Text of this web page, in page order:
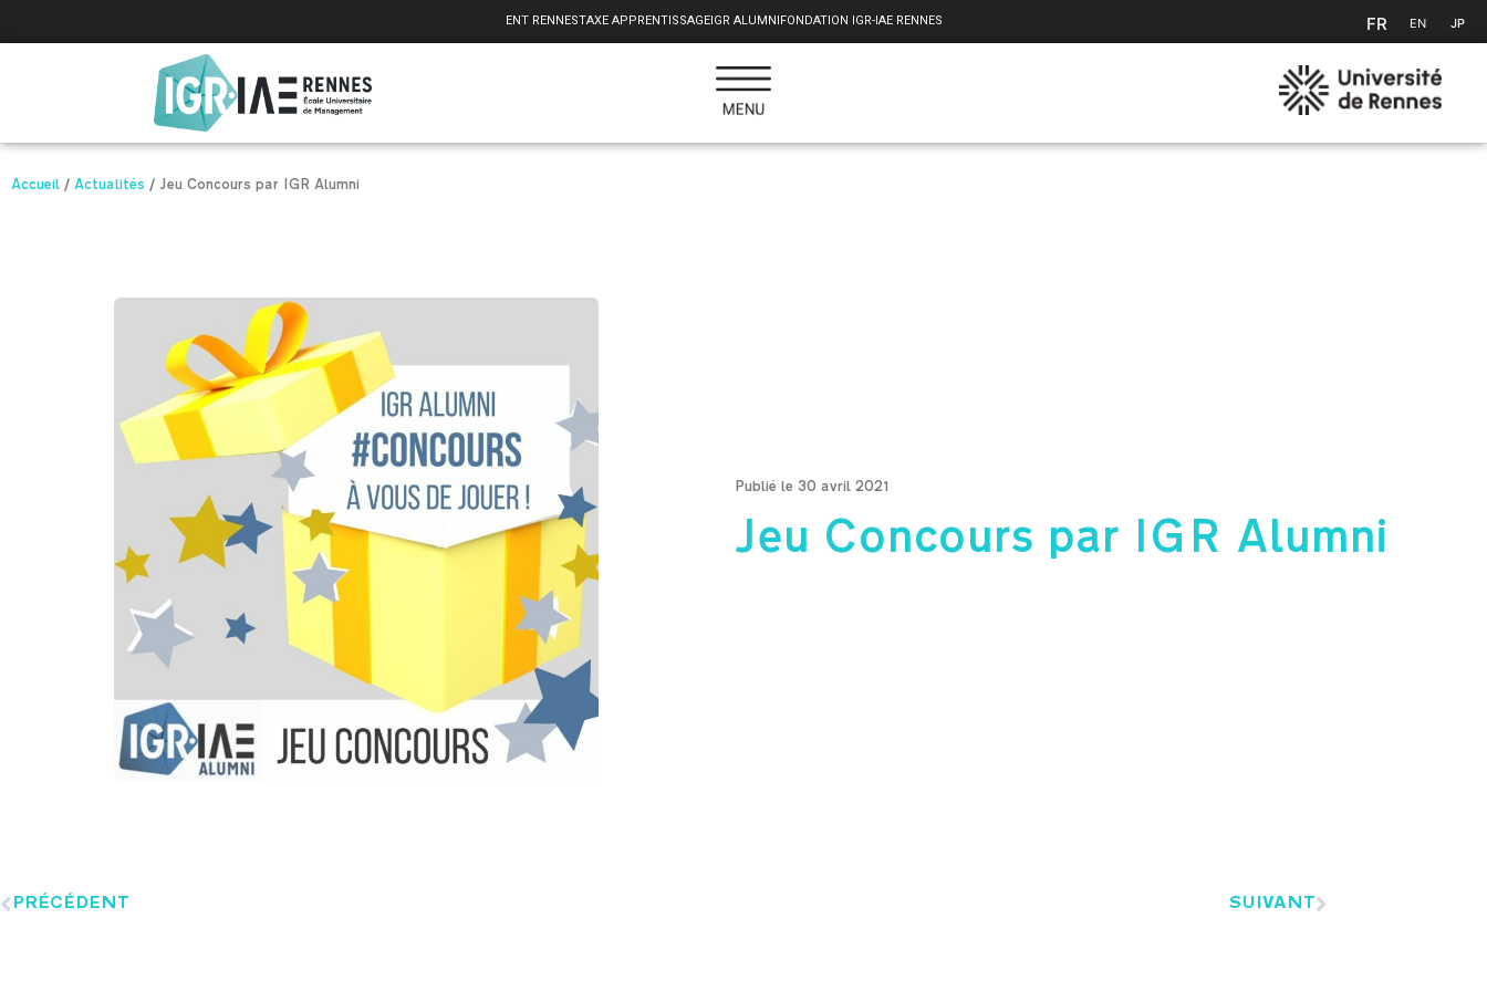
ENT RENNESTAXE APPRENTISSAGEIGR ALUMNI FONDATION IGR-IAE RENNES FR EN JP
Accueil / Actualités / Jeu Concours par IGR Alumni
Publié le 30 avril 2021
Jeu Concours par IGR Alumni
PRÉCÉDENT SUIVANT